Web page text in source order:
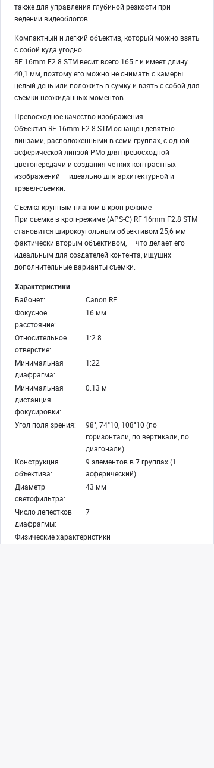
также для управления глубиной резкости при
ведении видеоблогов.
Компактный и легкий объектив, который можно взять
с собой куда угодно
RF 16mm F2.8 STM весит всего 165 г и имеет длину
40,1 мм, поэтому его можно не снимать с камеры
целый день или положить в сумку и взять с собой для
съемки неожиданных моментов.
Превосходное качество изображения
Объектив RF 16mm F2.8 STM оснащен девятью
линзами, расположенными в семи группах, с одной
асферической линзой PMo для превосходной
цветопередачи и создания четких контрастных
изображений — идеально для архитектурной и
трэвел-съемки.
Съемка крупным планом в кроп-режиме
При съемке в кроп-режиме (APS-C) RF 16mm F2.8 STM
становится широкоугольным объективом 25,6 мм —
фактически вторым объективом, — что делает его
идеальным для создателей контента, ищущих
дополнительные варианты съемки.
Характеристики
Байонет:
Canon RF
Фокусное
расстояние:
16 мм
Относительное
отверстие:
1:2.8
Минимальная
диафрагма:
1:22
Минимальная
дистанция
фокусировки:
0.13 м
Угол поля зрения:
98°, 74°10, 108°10 (по
горизонтали, по вертикали, по
диагонали)
Конструкция
объектива:
9 элементов в 7 группах (1
асферический)
Диаметр
светофильтра:
43 мм
Число лепестков
диафрагмы:
7
Физические характеристики